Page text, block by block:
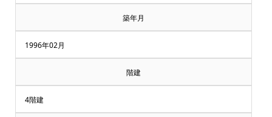
築年月
1996年02月
階建
4階建